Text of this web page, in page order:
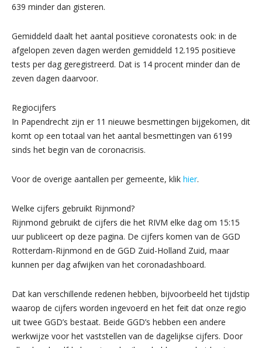
639 minder dan gisteren.
Gemiddeld daalt het aantal positieve coronatests ook: in de
afgelopen zeven dagen werden gemiddeld 12.195 positieve
tests per dag geregistreerd. Dat is 14 procent minder dan de
zeven dagen daarvoor.
Regiocijfers
In Papendrecht zijn er 11 nieuwe besmettingen bijgekomen, dit
komt op een totaal van het aantal besmettingen van 6199
sinds het begin van de coronacrisis.
Voor de overige aantallen per gemeente, klik hier.
Welke cijfers gebruikt Rijnmond?
Rijnmond gebruikt de cijfers die het RIVM elke dag om 15:15
uur publiceert op deze pagina. De cijfers komen van de GGD
Rotterdam-Rijnmond en de GGD Zuid-Holland Zuid, maar
kunnen per dag afwijken van het coronadashboard.
Dat kan verschillende redenen hebben, bijvoorbeeld het tijdstip
waarop de cijfers worden ingevoerd en het feit dat onze regio
uit twee GGD’s bestaat. Beide GGD’s hebben een andere
werkwijze voor het vaststellen van de dagelijkse cijfers. Door